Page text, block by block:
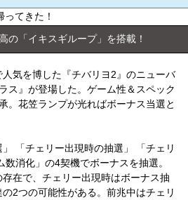
ってきた！
の「イキスギループ」を搭載！
気を博した『チバリヨ2』のニューバ
ス』が登場した。ゲーム性＆スペック
。花笠ランプが光ればボーナス当選と
「チェリー出現時の抽選」 「チェリ
消化」の4契機でボーナスを抽選。
在で、チェリー出現時はボーナス抽
2つの可能性がある。前兆中はチェリ